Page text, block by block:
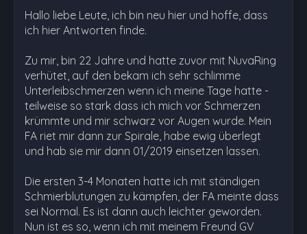
Hallo liebe Leute, ich bin neu hier und hoffe, dass
ich hier Antworten finde.
Zu mir, bin 22 Jahre und hatte zuvor mit NuvaRing
verhütet, auf den bekam ich sehr schlimme
Unterleibschmerzen wenn ich meine Tage hatte -
teilweise so stark dass ich mich vor Schmerzen
krümmte und mir schwarz vor Augen wurde. Mein
FA riet mir dann zur Spirale, habe ewig überlegt
und hab sie mir dann 01/2019 einsetzen lassen.
Die ersten 3-4 Monaten hatte ich mit ständigen
Schmierblutungen zu kämpfen, der FA meinte dass
sei Normal. Es ist dann auch leichter geworden.
Nun ist es so, wenn ich mit meinem Freund GV